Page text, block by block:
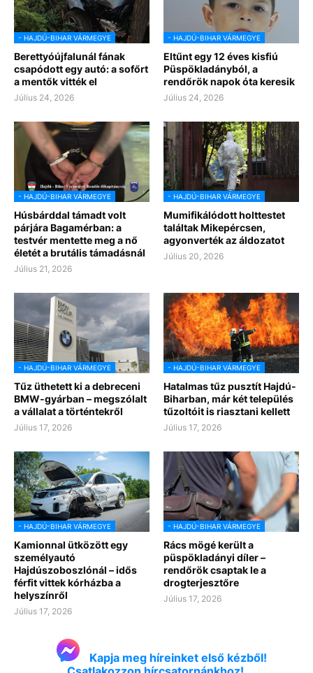
- HAJDÚ-BIHAR VÁRMEGYE
Berettyóújfalunál fának
csapódott egy autó: a sofőrt
a mentők vitték el
Július 24, 2026
- HAJDÚ-BIHAR VÁRMEGYE
Eltűnt egy 12 éves kisfiú
Püspökladányból, a
rendőrök napok óta keresik
Július 24, 2026
- HAJDÚ-BIHAR VÁRMEGYE
Húsbárddal támadt volt
párjára Bagamérban: a
testvér mentette meg a nő
életét a brutális támadásnál
Július 21, 2026
- HAJDÚ-BIHAR VÁRMEGYE
Mumifikálódott holttestet
találtak Mikepércsen,
agyonverték az áldozatot
Július 20, 2026
- HAJDÚ-BIHAR VÁRMEGYE
Tűz üthetett ki a debreceni
BMW-gyárban – megszólalt
a vállalat a történtekről
Július 17, 2026
- HAJDÚ-BIHAR VÁRMEGYE
Hatalmas tűz pusztít Hajdú-
Biharban, már két település
tűzoltóit is riasztani kellett
Július 17, 2026
- HAJDÚ-BIHAR VÁRMEGYE
Kamionnal ütközött egy
személyautó
Hajdúszoboszlónál – idős
férfit vittek kórházba a
helyszínről
Július 17, 2026
- HAJDÚ-BIHAR VÁRMEGYE
Rács mögé került a
püspökladányi díler –
rendőrök csaptak le a
drogterjesztőre
Július 17, 2026
Kapja meg híreinket első kézből!